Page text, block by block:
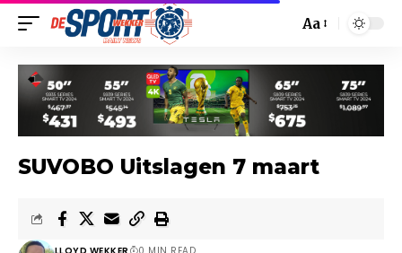
Aa
SUVOBO Uitslagen 7 maart